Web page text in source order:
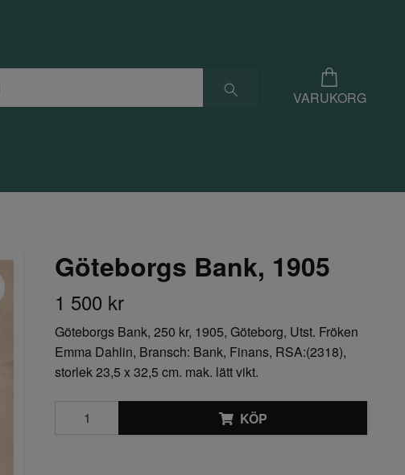
VARUKORG
Göteborgs Bank, 1905
1 500 kr
Göteborgs Bank, 250 kr, 1905, Göteborg, Utst. Fröken
Emma Dahlin, Bransch: Bank, Finans, RSA:(2318),
storlek 23,5 x 32,5 cm. mak. lätt vikt.
KÖP